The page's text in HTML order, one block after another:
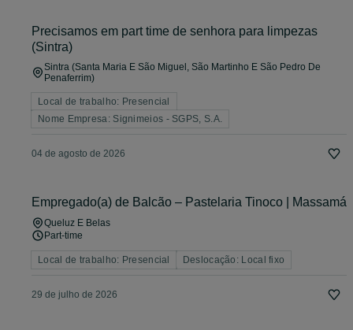
Precisamos em part time de senhora para limpezas
(Sintra)
Sintra (Santa Maria E São Miguel, São Martinho E São Pedro De
Penaferrim)
Local de trabalho: Presencial
Nome Empresa: Signimeios - SGPS, S.A.
04 de agosto de 2026
Empregado(a) de Balcão – Pastelaria Tinoco | Massamá
Queluz E Belas
Part-time
Local de trabalho: Presencial Deslocação: Local fixo
29 de julho de 2026